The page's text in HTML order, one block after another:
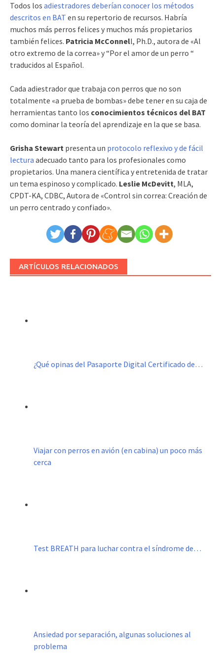
Todos los adiestradores deberían conocer los métodos
descritos en BAT en su repertorio de recursos. Habría
muchos más perros felices y muchos más propietarios
también felices. Patricia McConnell, Ph.D., autora de «Al
otro extremo de la correa» y “Por el amor de un perro “
traducidos al Español.
Cada adiestrador que trabaja con perros que no son
totalmente «a prueba de bombas» debe tener en su caja de
herramientas tanto los conocimientos técnicos del BAT
como dominar la teoría del aprendizaje en la que se basa.
Grisha Stewart presenta un protocolo reflexivo y de fácil
lectura adecuado tanto para los profesionales como
propietarios. Una manera científica y entretenida de tratar
un tema espinoso y complicado. Leslie McDevitt, MLA,
CPDT-KA, CDBC, Autora de «Control sin correa: Creación de
un perro centrado y confiado».
ARTÍCULOS RELACIONADOS
¿Qué opinas del Pasaporte Digital Certificado de…
Viajar con perros en avión (en cabina) un poco más
cerca
Test BREATH para luchar contra el síndrome de…
Ansiedad por separación, algunas soluciones al
problema